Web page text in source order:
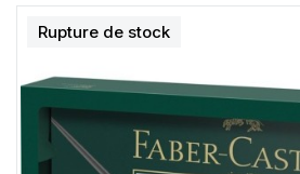
Papiers
Dessin & arts graphiques
Cartons mousse & plume
Rupture de stock